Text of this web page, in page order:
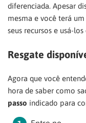
diferenciada. Apesar
mesma e você terá
seus recursos e usá-
Resgate
Agora que você
hora de saber como
passo indicado para